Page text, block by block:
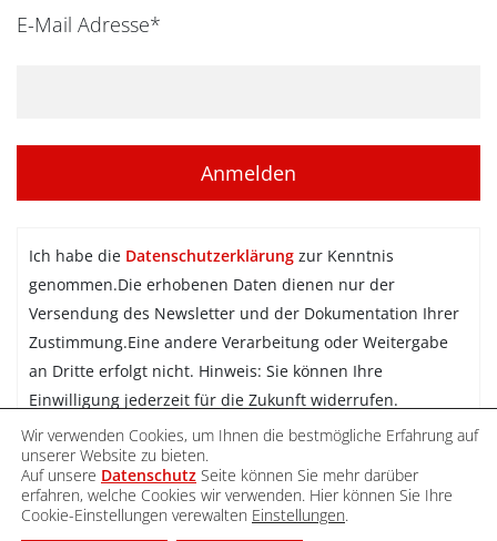
E-Mail Adresse*
Ich habe die Datenschutzerklärung zur Kenntnis
genommen.Die erhobenen Daten dienen nur der
Versendung des Newsletter und der Dokumentation Ihrer
Zustimmung.Eine andere Verarbeitung oder Weitergabe
an Dritte erfolgt nicht. Hinweis: Sie können Ihre
Einwilligung jederzeit für die Zukunft widerrufen.
Newsletter abonnieren
Wir verwenden Cookies, um Ihnen die bestmögliche Erfahrung auf
unserer Website zu bieten.
Auf unsere Datenschutz Seite können Sie mehr darüber
erfahren, welche Cookies wir verwenden. Hier können Sie Ihre
Cookie-Einstellungen verewalten Einstellungen.